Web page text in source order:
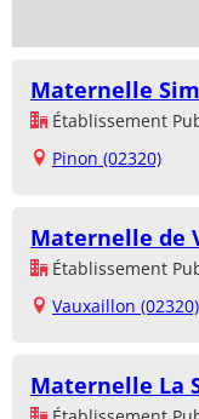
Maternelle
Établissement
Pinon (02320)
Maternelle de
Établissement
Vauxaillon (02320)
Maternelle La